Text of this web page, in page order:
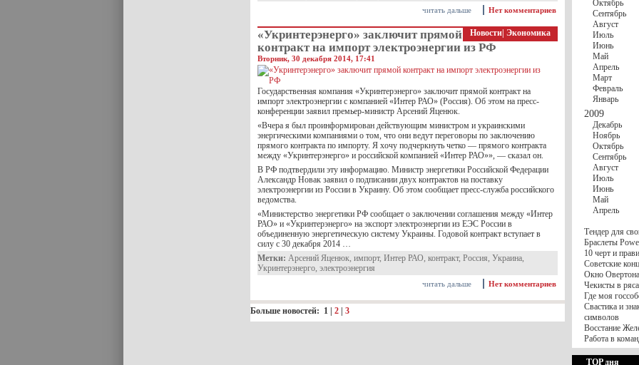
Нет комментариев
читать дальше
Новости Экономика
​«Укринтерэнерго» заключит прямой
контракт на импорт электроэнергии из РФ
Вторник, 30 декабря 2014, 17:41
Государственная компания «Укринтерэнерго» заключит прямой контракт на
импорт электроэнергии с компанией «Интер РАО» (Россия). Об этом на пресс-
конференции заявил премьер-министр Арсений Яценюк.
«Вчера я был проинформирован действующим министром и украинскими
энергическими компаниями о том, что они ведут переговоры по заключению
прямого контракта по импорту. Я хочу подчеркнуть четко — прямого контракта
между «Укринтерэнерго» и российской компанией «Интер РАО»», — сказал он.
В РФ подтвердили эту информацию. Министр энергетики Российской Федерации
Александр Новак заявил о подписании двух контрактов на поставку
электроэнергии из России в Украину. Об этом сообщает пресс-служба российского
ведомства.
«Министерство энергетики РФ сообщает о заключении соглашения между «Интер
РАО» и «Укринтерэнерго» на экспорт электроэнергии из ЕЭС России в
объединенную энергетическую систему Украины. Годовой контракт вступает в
силу с 30 декабря 2014 …
Метки: Арсений Яценюк, импорт, Интер РАО, контракт, Россия, Украина,
Укринтерэнерго, электроэнергия
Нет комментариев
читать дальше
Больше новостей: 1 2 3
Октябрь
Сентябрь
Август
Июль
Июнь
Май
Апрель
Март
Февраль
Январь
2009
Декабрь
Ноябрь
Октябрь
Сентябрь
Август
Июль
Июнь
Май
Апрель
Тендер для
Браслеты
10 черт и
Советские
Окно
Чекисты в
Где моя
Свастика и
символов
Восстание
Работа в
TOP дня